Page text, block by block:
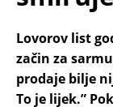
Lovorov list
začin za
prodaje bilje
To je lijek.”